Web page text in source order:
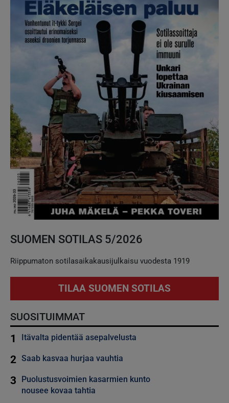
SUOMEN SOTILAS 5/2026
Riippumaton sotilasaikakausijulkaisu vuodesta 1919
TILAA SUOMEN SOTILAS
SUOSITUIMMAT
1 Itävalta pidentää asepalvelusta
2 Saab kasvaa hurjaa vauhtia
3
Puolustusvoimien kasarmien kunto
nousee kovaa tahtia